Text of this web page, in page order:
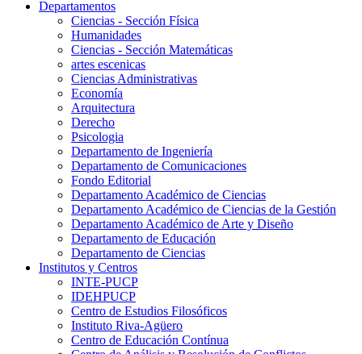
Departamentos
Ciencias - Sección Física
Humanidades
Ciencias - Sección Matemáticas
artes escenicas
Ciencias Administrativas
Economía
Arquitectura
Derecho
Psicologia
Departamento de Ingeniería
Departamento de Comunicaciones
Fondo Editorial
Departamento Académico de Ciencias
Departamento Académico de Ciencias de la Gestión
Departamento Académico de Arte y Diseño
Departamento de Educación
Departamento de Ciencias
Institutos y Centros
INTE-PUCP
IDEHPUCP
Centro de Estudios Filosóficos
Instituto Riva-Agüero
Centro de Educación Contínua